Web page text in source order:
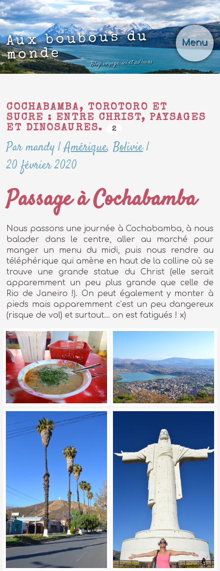
Menu
Aux boubous du
monde
Blog voyage, ici et ailleurs
COCHABAMBA, TOROTORO ET
SUCRE : ENTRE CHRIST, PAYSAGES
ET DINOSAURES.
2
Par mandy |Amérique,Bolivie|
20 février 2020
Passage à Cochabamba
Nous passons une journée à Cochabamba, à nous
balader dans le centre, aller au marché pour
manger un menu du midi, puis nous rendre au
téléphérique qui amène en haut de la colline où se
trouve une grande statue du Christ (elle serait
apparemment un peu plus grande que celle de
Rio de Janeiro !). On peut également y monter à
pieds mais apparemment c’est un peu dangereux
(risque de vol) et surtout… on est fatigués ! x)